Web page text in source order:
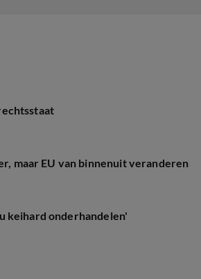
maar EU van binnenuit veranderen
keihard onderhandelen'